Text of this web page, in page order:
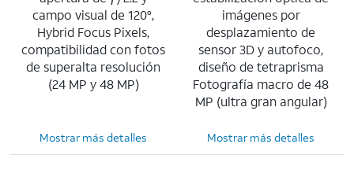
campo visual de 120°,
Hybrid Focus Pixels,
compatibilidad con fotos
de superalta resolución
(24 MP y 48 MP)
imágenes por
desplazamiento de
sensor 3D y autofoco,
diseño de tetraprisma
Fotografía macro de 48
MP (ultra gran angular)
Mostrar más detalles Mostrar más detalles